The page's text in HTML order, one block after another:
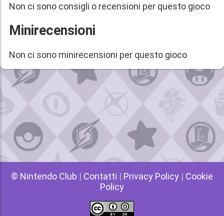
Non ci sono consigli o recensioni per questo gioco
Minirecensioni
Non ci sono minirecensioni per questo gioco
© Nintendo Club | Contatti | Privacy Policy | Cookie
Policy